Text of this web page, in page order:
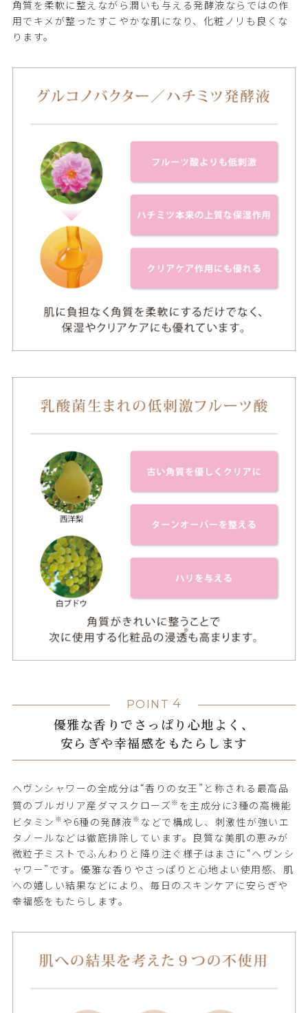
角質を柔軟に整えながら潤いも与える発酵液ならではの作
用でキメが整ったすこやかな肌になり、化粧ノリも良くな
ります。
POINT 4
優雅な香りでさっぱり心地よく、
安らぎや幸福感をもたらします
ヘヴンシャワーの全成分は“香りの女王”と称される最高品
質のブルガリア産ダマスクローズ ※ を主成分に3種の高機能
ビタミン ※ や6種の発酵液 ※ などで構成し、刺激性が強いエ
タノールなどは徹底排除しています。良質な美肌の恵みが
微粒子ミストでふんわりと降り注ぐ様子はまさに“ヘヴンシ
ャワー”です。優雅な香りやさっぱりと心地よい使用感、肌
への嬉しい結果などにより、毎日のスキンケアに安らぎや
幸福感をもたらします。